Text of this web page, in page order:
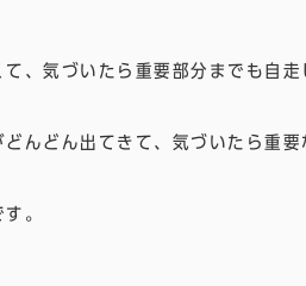
気づいたら重要部分までも自走
んどん出てきて、気づいたら重
。